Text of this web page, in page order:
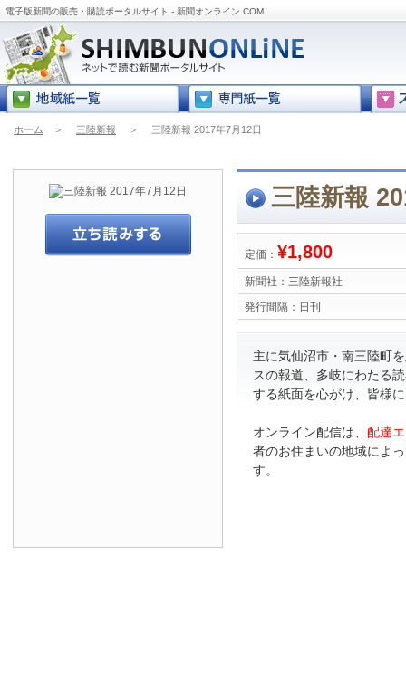
電子版新聞の販売・購読ポータルサイト - 新聞オンライン.COM
ホーム ＞ 三陸新報 ＞ 三陸新報 2017年7月12日
三陸新報
定価： ¥1,800
新聞社： 三陸新報社
発行間隔： 日刊
主に気仙沼市・南三陸町
スの報道、多岐にわたる
する紙面を心がけ、皆様
オンライン配信は、 配達
者のお住まいの地域によ
す。